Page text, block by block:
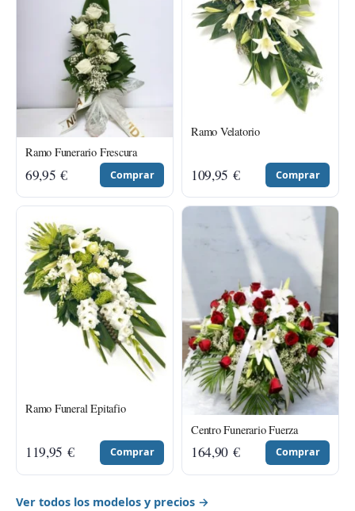
Ramo Funerario Frescura
69,95 € Comprar
Ramo Velatorio
109,95 € Comprar
Ramo Funeral Epitafio
119,95 € Comprar
Centro Funerario Fuerza
164,90 € Comprar
Ver todos los modelos y precios →